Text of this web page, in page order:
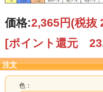
色見本は、モニターにより色の再現
価格:2,365円(税抜
[ポイント還元 23
注文
色：